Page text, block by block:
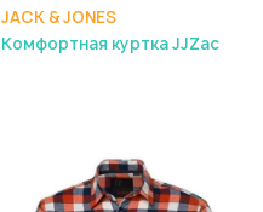
JACK & JONES
Комфортная куртка JJZac